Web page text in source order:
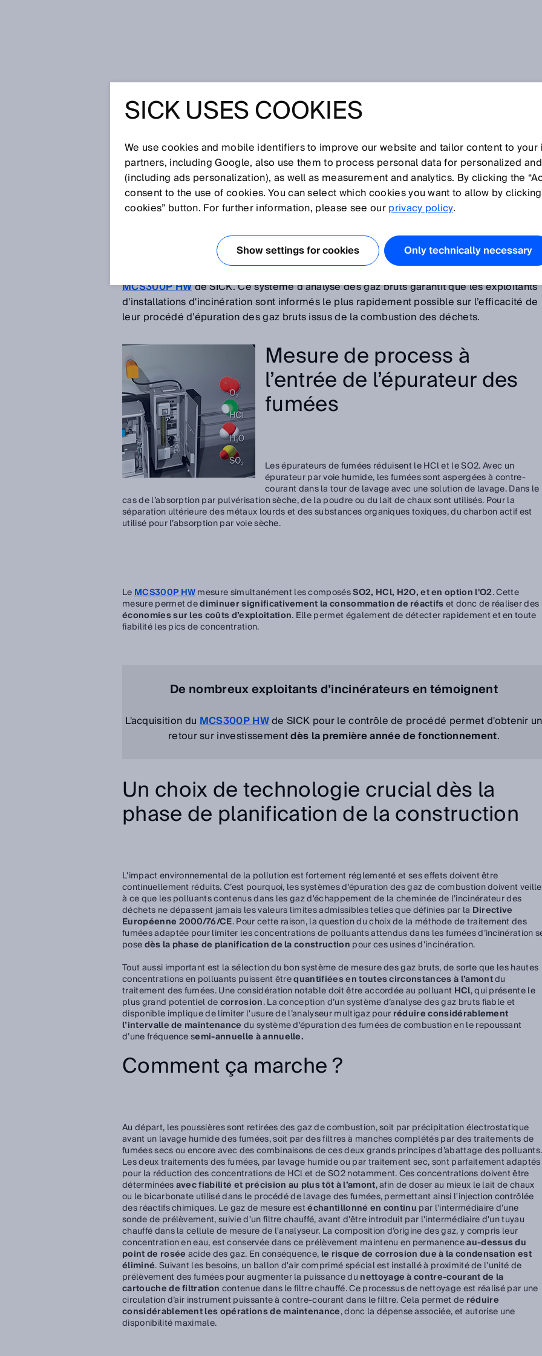
LA SURVEILLANCE DES
GAZ BRUTS GRÂCE AU
MCS300P HW DE SICK
La mesure dans les procédés modernes d’épuration des fumées, c’est-à-dire en amont,
MCS300P HWde SICK. Ce système d’analyse des gaz bruts garantit que les exploitants
d'installations d'incinération sont informés le plus rapidement possible sur l’efficacité de
leur procédé d’épuration des gaz bruts issus de la combustion des déchets.
Mesure de process à
l’entrée de l’épurateur des
fumées
Les épurateurs de fumées réduisent le HCl et le SO2. Avec un
épurateur par voie humide, les fumées sont aspergées à contre-
courant dans la tour de lavage avec une solution de lavage. Dans le
cas de l’absorption par pulvérisation sèche, de la poudre ou du lait de chaux sont utilisés. Pour la
séparation ultérieure des métaux lourds et des substances organiques toxiques, du charbon actif est
utilisé pour l’absorption par voie sèche.
LeMCS300P HWmesure simultanément les composésSO2, HCl, H2O, et en option l'O2. Cette
mesure permet dediminuer significativement la consommation de réactifset donc de réaliser des
économies sur les coûts d’exploitation. Elle permet également de détecter rapidement et en toute
fiabilité les pics de concentration.
De nombreux exploitants d’incinérateurs en témoignent
L'acquisition duMCS300P HWde SICK pour le contrôle de procédé permet d'obtenir un
retour sur investissementdès la première année de fonctionnement.
Un choix de technologie crucial dès la
phase de planification de la construction
L'impact environnemental de la pollution est fortement réglementé et ses effets doivent être
continuellement réduits. C’est pourquoi, les systèmes d'épuration des gaz de combustion doivent
à ce que les polluants contenus dans les gaz d'échappement de la cheminée de l’incinérateur des
déchets ne dépassent jamais les valeurs limites admissibles telles que définies par la Directive
Européenne 2000/76/CE. Pour cette raison, la question du choix de la méthode de traitement des
fumées adaptée pour limiter les concentrations de polluants attendus dans les fumées d’incinération
posedès la phase de planification de la construction pour ces usines d'incinération.
Tout aussi important est la sélection du bon système de mesure des gaz bruts, de sorte que les hautes
concentrations en polluants puissent êtrequantifiées en toutes circonstances à l’amontdu
traitement des fumées. Une considération notable doit être accordée au polluant HCl, qui présente le
plus grand potentiel decorrosion. La conception d’un système d’analyse des gaz bruts fiable et
disponible implique de limiter l'usure de l’analyseur multigaz pour réduire considérablement
l’intervalle de maintenance du système d'épuration des fumées de combustion en le repoussant
d’une fréquence semi-annuelle à annuelle.
Comment ça marche ?
Au départ, les poussières sont retirées des gaz de combustion, soit par précipitation électrostatique
avant un lavage humide des fumées, soit par des filtres à manches complétés par des traitements de
fumées secs ou encore avec des combinaisons de ces deux grands principes d’abattage des polluants.
Les deux traitements des fumées, par lavage humide ou par traitement sec, sont parfaitement adaptés
pour la réduction des concentrations de HCl et de SO2 notamment. Ces concentrations doivent être
déterminéesavec fiabilité et précision au plus tôt à l’amont, afin de doser au mieux le lait de chaux
ou le bicarbonate utilisé dans le procédé de lavage des fumées, permettant ainsi l'injection contrôlée
des réactifs chimiques. Le gaz de mesure estéchantillonné en continu par l'intermédiaire d'une
sonde de prélèvement, suivie d'un filtre chauffé, avant d'être introduit par l'intermédiaire d'un tuyau
chauffé dans la cellule de mesure de l'analyseur. La composition d’origine des gaz, y compris leur
concentration en eau, est conservée dans ce prélèvement maintenu en permanenceau-dessus du
point de rosée acide des gaz. En conséquence, le risque de corrosion due à la condensation est
éliminé. Suivant les besoins, un ballon d'air comprimé spécial est installé à proximité de l'unité de
prélèvement des fumées pour augmenter la puissance du nettoyage à contre-courant de la
cartouche de filtration contenue dans le filtre chauffé. Ce processus de nettoyage est réalisé par une
circulation d’air instrument puissante à contre-courant dans le filtre. Cela permet de réduire
considérablement les opérations de maintenance, donc la dépense associée, et autorise une
disponibilité maximale.
SICK USES COOKIES
We use cookies and mobile identifiers to improve our website and tailor content to
partners, including Google, also use them to process personal data for personalized
(including ads personalization), as well as measurement and analytics. By clicking the
consent to the use of cookies. You can select which cookies you want to allow by
cookies” button. For further information, please see ourprivacy policy.
Show settings for cookies Only technically necessary